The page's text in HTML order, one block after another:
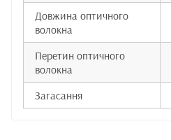
Довжина оптичного
волокна
Перетин оптичного
волокна
Загасання